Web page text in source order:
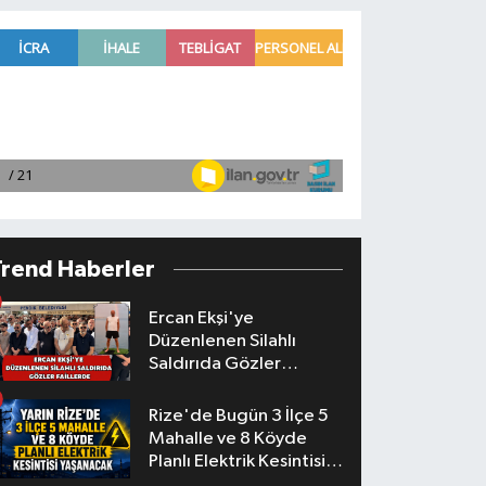
Haberler
Ercan Ekşi'ye
Düzenlenen Silahlı
Saldırıda Gözler
Rize'de Bugün 3 İlçe 5
Mahalle ve 8 Köyde
Planlı Elektrik Kesintisi